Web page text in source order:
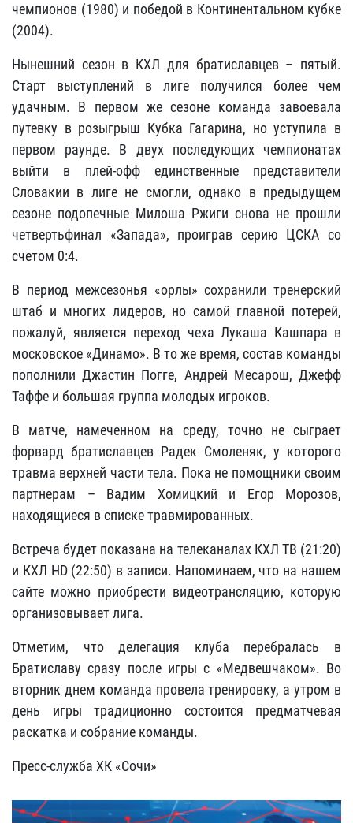
чемпионов (1980) и победой в Континентальном кубке
(2004).
Нынешний сезон в КХЛ для братиславцев – пятый.
Старт выступлений в лиге получился более чем
удачным. В первом же сезоне команда завоевала
путевку в розыгрыш Кубка Гагарина, но уступила в
первом раунде. В двух последующих чемпионатах
выйти в плей-офф единственные представители
Словакии в лиге не смогли, однако в предыдущем
сезоне подопечные Милоша Ржиги снова не прошли
четвертьфинал «Запада», проиграв серию ЦСКА со
счетом 0:4.
В период межсезонья «орлы» сохранили тренерский
штаб и многих лидеров, но самой главной потерей,
пожалуй, является переход чеха Лукаша Кашпара в
московское «Динамо». В то же время, состав команды
пополнили Джастин Погге, Андрей Месарош, Джефф
Таффе и большая группа молодых игроков.
В матче, намеченном на среду, точно не сыграет
форвард братиславцев Радек Смоленяк, у которого
травма верхней части тела. Пока не помощники своим
партнерам – Вадим Хомицкий и Егор Морозов,
находящиеся в списке травмированных.
Встреча будет показана на телеканалах КХЛ ТВ (21:20)
и КХЛ HD (22:50) в записи. Напоминаем, что на нашем
сайте можно приобрести видеотрансляцию, которую
организовывает лига.
Отметим, что делегация клуба перебралась в
Братиславу сразу после игры с «Медвешчаком». Во
вторник днем команда провела тренировку, а утром в
день игры традиционно состоится предматчевая
раскатка и собрание команды.
Пресс-служба ХК «Сочи»